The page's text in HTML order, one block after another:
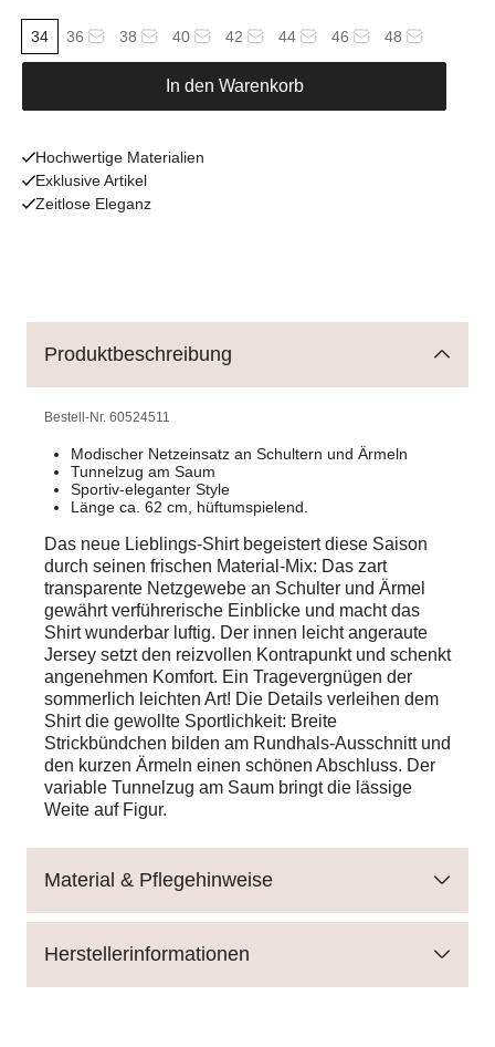
34 36 38 40 42 44 46 48
In den Warenkorb
Hochwertige Materialien
Exklusive Artikel
Zeitlose Eleganz
Produktbeschreibung
Bestell-Nr. 60524511
Modischer Netzeinsatz an Schultern und Ärmeln
Tunnelzug am Saum
Sportiv-eleganter Style
Länge ca. 62 cm, hüftumspielend.
Das neue Lieblings-Shirt begeistert diese Saison
durch seinen frischen Material-Mix: Das zart
transparente Netzgewebe an Schulter und Ärmel
gewährt verführerische Einblicke und macht das
Shirt wunderbar luftig. Der innen leicht angeraute
Jersey setzt den reizvollen Kontrapunkt und schenkt
angenehmen Komfort. Ein Tragevergnügen der
sommerlich leichten Art! Die Details verleihen dem
Shirt die gewollte Sportlichkeit: Breite
Strickbündchen bilden am Rundhals-Ausschnitt und
den kurzen Ärmeln einen schönen Abschluss. Der
variable Tunnelzug am Saum bringt die lässige
Weite auf Figur.
Material & Pflegehinweise
Herstellerinformationen